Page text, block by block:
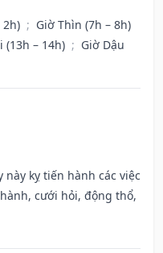
2h) ; Giờ Thìn (7h – 8h)
(13h – 14h) ; Giờ Dậu
này kỵ tiến hành các việc
cưới hỏi, động thổ,